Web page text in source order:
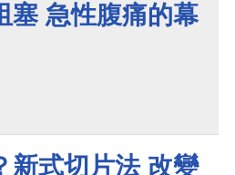
塞 急性腹痛的幕
新式切片法 改變